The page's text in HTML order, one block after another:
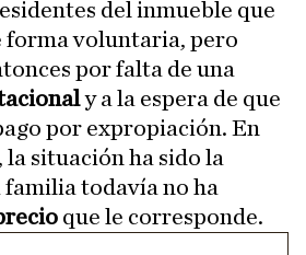
del inmueble que
forma voluntaria, pero
por falta de una
y a la espera de que
por expropiación. En
la situación ha sido la
familia todavía no ha
que le corresponde.